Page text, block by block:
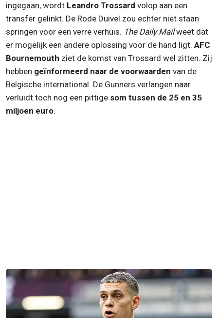
ingegaan, wordt Leandro Trossard volop aan een
transfer gelinkt. De Rode Duivel zou echter niet staan
springen voor een verre verhuis. The Daily Mailweet dat
er mogelijk een andere oplossing voor de hand ligt. AFC
Bournemouth ziet de komst van Trossard wel zitten. Zij
hebben geïnformeerd naar de voorwaarden van de
Belgische international. De Gunners verlangen naar
verluidt toch nog een pittige som tussen de 25 en 35
miljoen euro.